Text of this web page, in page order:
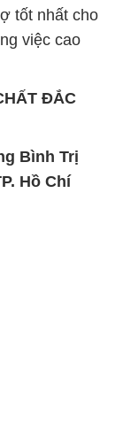
tốt nhất cho
việc cao
ĐẮC
Bình Trị
Hồ Chí